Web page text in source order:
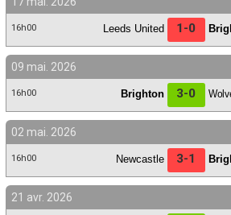
16h00 Leeds United 1-0
09 mai. 2026
16h00 Brighton 3-0
02 mai. 2026
16h00 Newcastle 3-1
21 avr. 2026
Contact / Signaler un bug
Recrutement Maxifoot
Mentions légales
site web Maxifoot.fr